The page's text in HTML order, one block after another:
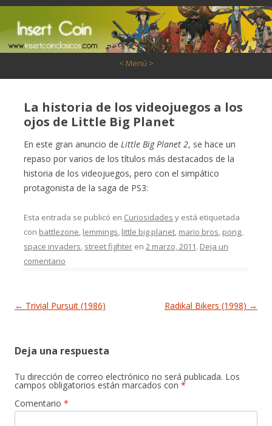
< Menú >
La historia de los videojuegos a los
ojos de Little Big Planet
En este gran anuncio de Little Big Planet 2, se hace un
repaso por varios de los títulos más destacados de la
historia de los videojuegos, pero con el simpático
protagonista de la saga de PS3:
Esta entrada se publicó en Curiosidades y está etiquetada
con battlezone, lemmings, little big planet, mario bros, pong,
space invaders, street fighter en2 marzo, 2011. Deja un
comentario
Navegación de entradas
← Trivial Pursuit (1986) Radikal Bikers (1998) →
Deja una respuesta
Tu dirección de correo electrónico no será publicada. Los
campos obligatorios están marcados con *
Comentario *